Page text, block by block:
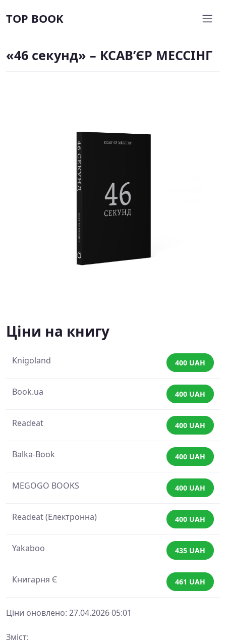
TOP BOOK
«46 секунд» – КСАВ’ЄР МЕССІНГ
Ціни на книгу
Knigoland 400 UAH
Book.ua 400 UAH
Readeat 400 UAH
Balka-Book 400 UAH
MEGOGO BOOKS 400 UAH
Readeat (Електронна) 400 UAH
Yakaboo 435 UAH
Книгарня Є 461 UAH
Ціни оновлено: 27.04.2026 05:01
Зміст: